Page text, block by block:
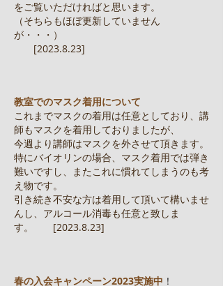
をご覧いただければと思います。
（そちらもほぼ更新していません
が・・・）
[2023.8.23]
教室でのマスク着用について
これまでマスクの着用は任意としており、講
師もマスクを着用しておりましたが、
今週より講師はマスクを外させて頂きます。
特にバイオリンの場合、マスク着用では弾き
難いですし、またこれに慣れてしまうのも考
え物です。
引き続き不安な方は着用して頂いて構いませ
んし、アルコール消毒も任意と致しま
す。 [2023.8.23]
春の入会キャンペーン2023実施中 ！